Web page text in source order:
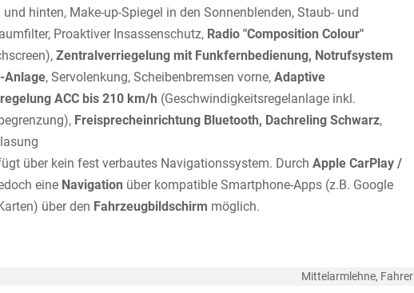
hinten, Make-up-Spiegel in den Sonnenblenden, Staub- und
Proaktiver Insassenschutz, Radio "Composition Colour"
Zentralverriegelung mit Funkfernbedienung, Notrufsystem
Anlage, Servolenkung, Scheibenbremsen vorne, Adaptive
ACC bis 210 km/h (Geschwindigkeitsregelanlage inkl.
Freisprecheinrichtung Bluetooth, Dachreling Schwarz,
über kein fest verbautes Navigationssystem. Durch Apple CarPlay /
eine Navigation über kompatible Smartphone-Apps (z.B. Google
über den Fahrzeugbildschirm möglich.
Mittelarmlehne, Fahrer